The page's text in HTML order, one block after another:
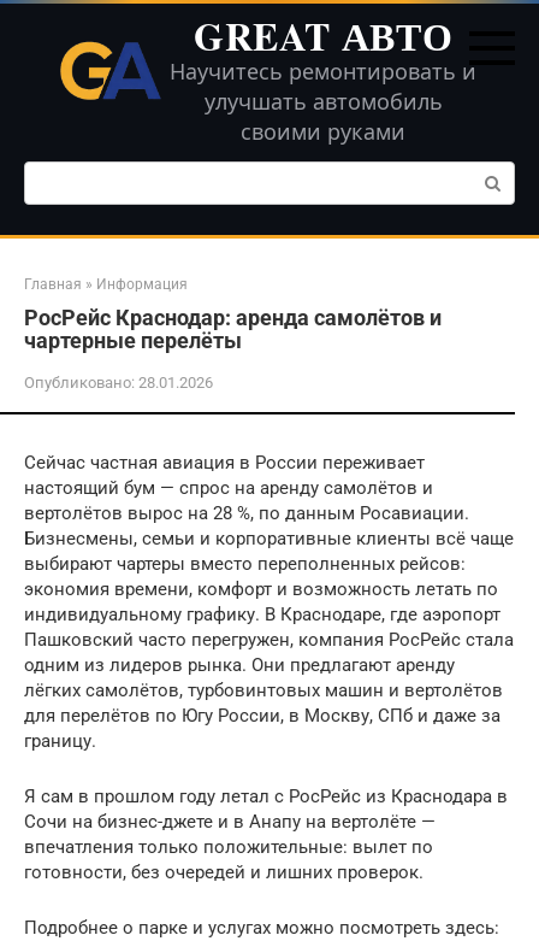
Перейти
контенту
GREAT АВТО
Научитесь ремонтировать и
улучшать автомобиль
своими руками
Поиск:
Главная » Информация
РосРейс Краснодар: аренда самолётов и
чартерные перелёты
Опубликовано: 28.01.2026
Сейчас частная авиация в России переживает
настоящий бум — спрос на аренду самолётов и
вертолётов вырос на 28 %, по данным Росавиации.
Бизнесмены, семьи и корпоративные клиенты всё чаще
выбирают чартеры вместо переполненных рейсов:
экономия времени, комфорт и возможность летать по
индивидуальному графику. В Краснодаре, где аэропорт
Пашковский часто перегружен, компания РосРейс стала
одним из лидеров рынка. Они предлагают аренду
лёгких самолётов, турбовинтовых машин и вертолётов
для перелётов по Югу России, в Москву, СПб и даже за
границу.
Я сам в прошлом году летал с РосРейс из Краснодара в
Сочи на бизнес-джете и в Анапу на вертолёте —
впечатления только положительные: вылет по
готовности, без очередей и лишних проверок.
Подробнее о парке и услугах можно посмотреть здесь: